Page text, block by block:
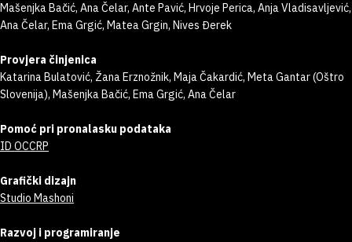
Mašenjka Bačić, Ana Čelar, Ante Pavić, Hrvoje Perica, Anja Vladisavljević,
Ana Čelar, Ema Grgić, Matea Grgin, Nives Đerek
Provjera činjenica
Katarina Bulatović, Žana Erznožnik, Maja Čakardić, Meta Gantar (Oštro
Slovenija), Mašenjka Bačić, Ema Grgić, Ana Čelar
Pomoć pri pronalasku podataka
ID OCCRP
Grafički dizajn
Studio Mashoni
Razvoj i programiranje